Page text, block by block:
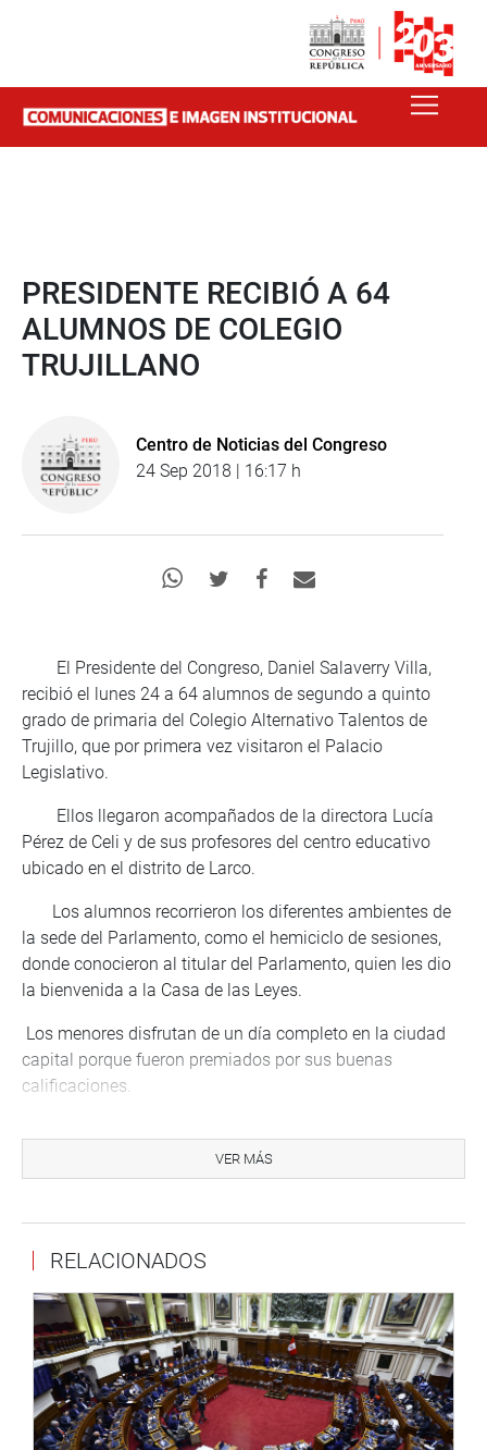
PRESIDENTE RECIBIÓ A 64
ALUMNOS DE COLEGIO
TRUJILLANO
Centro de Noticias del Congreso
24 Sep 2018 | 16:17 h
El Presidente del Congreso, Daniel Salaverry Villa,
recibió el lunes 24 a 64 alumnos de segundo a quinto
grado de primaria del Colegio Alternativo Talentos de
Trujillo, que por primera vez visitaron el Palacio
Legislativo.
Ellos llegaron acompañados de la directora Lucía
Pérez de Celi y de sus profesores del centro educativo
ubicado en el distrito de Larco.
Los alumnos recorrieron los diferentes ambientes de
la sede del Parlamento, como el hemiciclo de sesiones,
donde conocieron al titular del Parlamento, quien les dio
la bienvenida a la Casa de las Leyes.
Los menores disfrutan de un día completo en la ciudad
capital porque fueron premiados por sus buenas
calificaciones.
Teatro La Plaza, entre otros atractivos de la ciudad
capital.
PRENSA CONGRESO
VER MÁS
RELACIONADOS